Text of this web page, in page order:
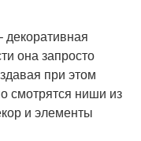
декоративная
она запросто
при этом
смотрятся ниши из
и элементы